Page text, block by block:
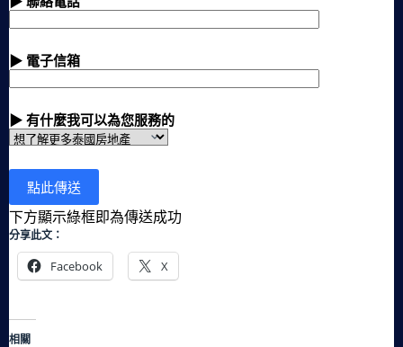
▶ 電子信箱
▶ 有什麼我可以為您服務的
下方顯示綠框即為傳送成功
分享此文：
Facebook X
相關